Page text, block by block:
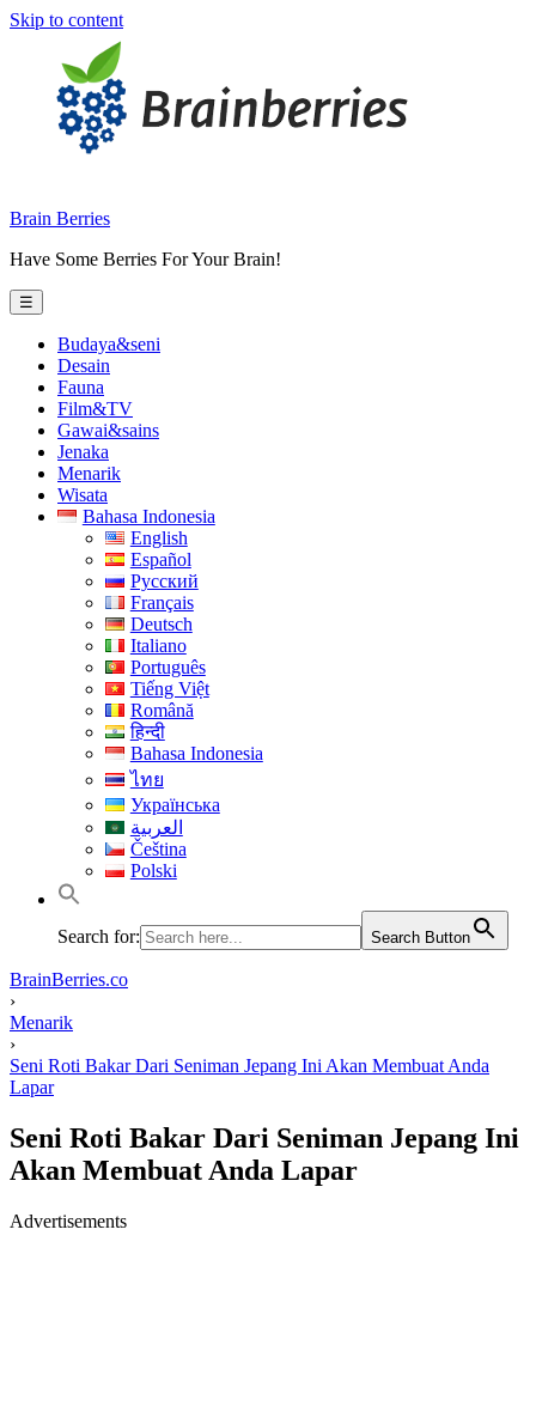
Skip to content
Brain Berries
Have Some Berries For Your Brain!
☰
Budaya&seni
Desain
Fauna
Film&TV
Gawai&sains
Jenaka
Menarik
Wisata
Bahasa Indonesia
English
Español
Русский
Français
Deutsch
Italiano
Português
Tiếng Việt
Română
हिन्दी
Bahasa Indonesia
ไทย
Українська
العربية
Čeština
Polski
Search for: Search Button
BrainBerries.co
›
Menarik
›
Seni Roti Bakar Dari Seniman Jepang Ini Akan Membuat Anda
Lapar
Seni Roti Bakar Dari Seniman Jepang Ini
Akan Membuat Anda Lapar
Advertisements